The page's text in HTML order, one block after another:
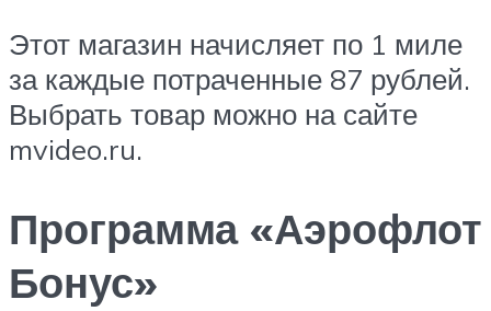
Этот магазин начисляет по 1 миле
за каждые потраченные 87 рублей.
Выбрать товар можно на сайте
mvideo.ru.
Программа «Аэрофлот
Бонус»